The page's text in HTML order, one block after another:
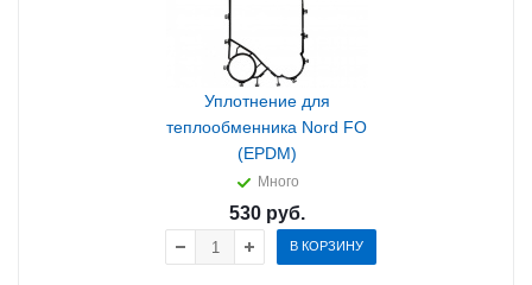
Уплотнение для
теплообменника Nord FO
(EPDM)
Много
530руб.
В КОРЗИНУ